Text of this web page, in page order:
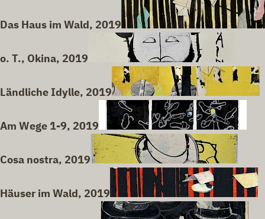
Das Haus im Wald, 2019
o. T., Okina, 2019
Ländliche Idylle, 2019
Am Wege 1-9, 2019
Cosa nostra, 2019
Häuser im Wald, 2019